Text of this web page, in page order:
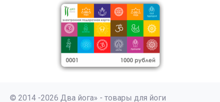
© 2014 -2026 Два йога» - товары для йоги